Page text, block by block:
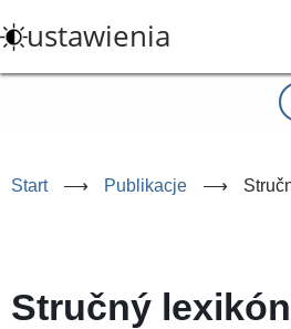
do
treści
ustawienia
Start ⟶ Publikacje ⟶
Stručný lexikón